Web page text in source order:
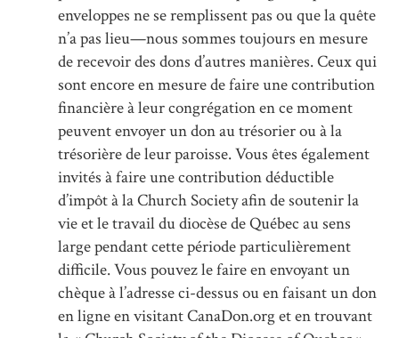
enveloppes ne se remplissent pas ou que la quête
n’a pas lieu—nous sommes toujours en mesure
de recevoir des dons d’autres manières. Ceux qui
sont encore en mesure de faire une contribution
financière à leur congrégation en ce moment
peuvent envoyer un don au trésorier ou à la
trésorière de leur paroisse. Vous êtes également
invités à faire une contribution déductible
d’impôt à la Church Society afin de soutenir la
vie et le travail du diocèse de Québec au sens
large pendant cette période particulièrement
difficile. Vous pouvez le faire en envoyant un
chèque à l’adresse ci-dessus ou en faisant un don
en ligne en visitant CanaDon.org et en trouvant